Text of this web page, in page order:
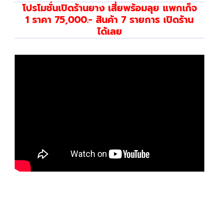
โปรโมชั่นเปิดร้านยาง เสี่ยพร้อมลุย แพกเก็จ
1 ราคา 75,000.- สินค้า 7 รายการ เปิดร้าน
ได้เลย